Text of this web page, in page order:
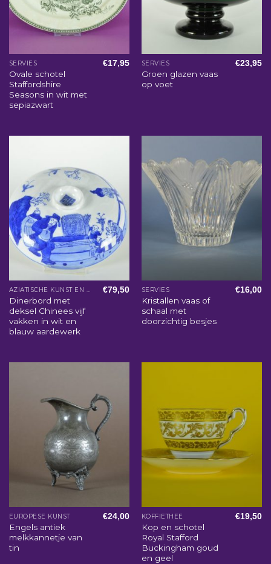
SERVIES
Ovale schotel
Staffordshire
Seasons in wit met
sepiazwart
€17,95 SERVIES
Groen glazen vaas
op voet
€23,95
AZIATISCHE KUNST EN WOONACCESSOIRES
Dinerbord met
deksel Chinees vijf
vakken in wit en
blauw aardewerk
€79,50 SERVIES
Kristallen vaas of
schaal met
doorzichtig besjes
€16,00
EUROPESE KUNST
Engels antiek
melkkannetje van
tin
€24,00 KOFFIETHEE
Kop en schotel
Royal Stafford
Buckingham goud
en geel
€19,50